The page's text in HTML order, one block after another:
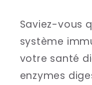
Saviez-vous
système
votre santé
enzymes